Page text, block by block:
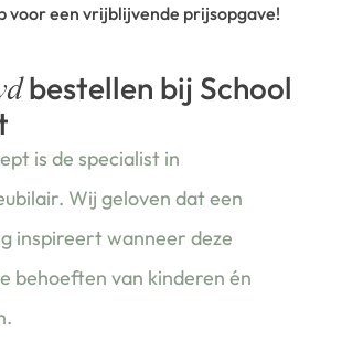
voor een vrijblijvende prijsopgave!
bestellen bij School
is de specialist in
Wij geloven dat een
inspireert wanneer deze
behoeften van kinderen én